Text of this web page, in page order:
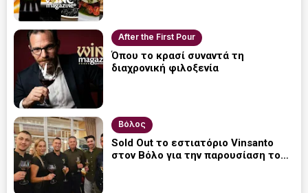
After the First Pour
Όπου το κρασί συναντά τη
διαχρονική φιλοξενία
Βόλος
Sold Out το εστιατόριο Vinsanto
στον Βόλο για την παρουσίαση του